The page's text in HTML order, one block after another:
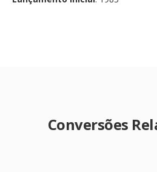
Conversões